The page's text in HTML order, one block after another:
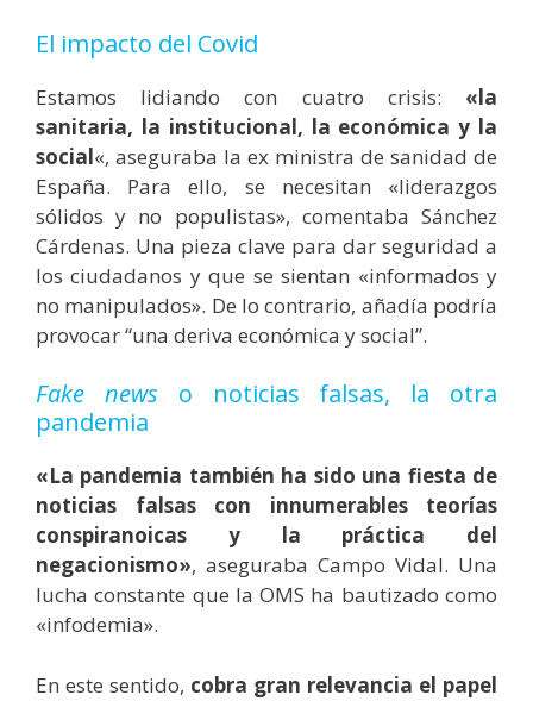
El impacto del Covid
Estamos lidiando con cuatro crisis: «la
sanitaria, la institucional, la económica y la
social«, aseguraba la ex ministra de sanidad de
España. Para ello, se necesitan «liderazgos
sólidos y no populistas», comentaba Sánchez
Cárdenas. Una pieza clave para dar seguridad a
los ciudadanos y que se sientan «informados y
no manipulados». De lo contrario, añadía podría
provocar “una deriva económica y social”.
Fake news o noticias falsas, la otra
pandemia
«La pandemia también ha sido una fiesta de
noticias falsas con innumerables teorías
conspiranoicas y la práctica del
negacionismo», aseguraba Campo Vidal. Una
lucha constante que la OMS ha bautizado como
«infodemia».
En este sentido, cobra gran relevancia el papel